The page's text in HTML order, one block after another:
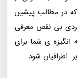
در مطالب پیشین
بی نقص معرفی
انگیزه ی شما برای
اطرافیان شود.